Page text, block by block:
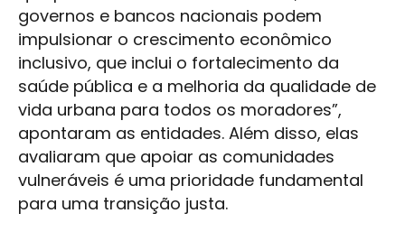
governos e bancos nacionais podem
impulsionar o crescimento econômico
inclusivo, que inclui o fortalecimento da
saúde pública e a melhoria da qualidade de
vida urbana para todos os moradores”,
apontaram as entidades. Além disso, elas
avaliaram que apoiar as comunidades
vulneráveis é uma prioridade fundamental
para uma transição justa.